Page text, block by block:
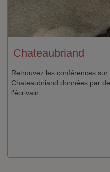
Chateaubriand
Retrouvez les conférences
Chateaubriand données par
l'écrivain.